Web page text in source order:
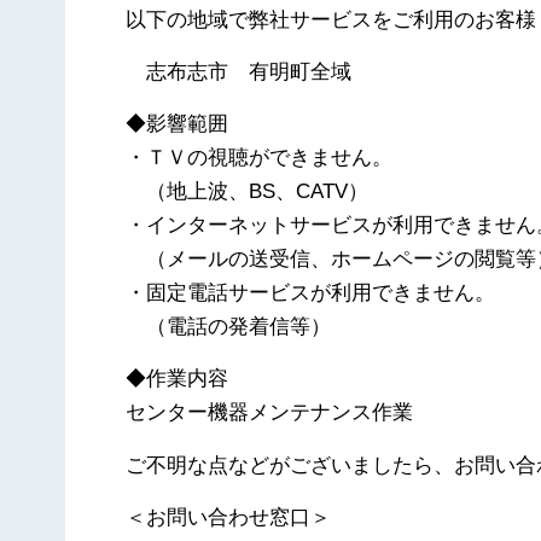
以下の地域で弊社サービスをご利用のお客様
志布志市 有明町全域
◆影響範囲
・ＴＶの視聴ができません。
（地上波、BS、CATV）
・インターネットサービスが利用できません
（メールの送受信、ホームページの閲覧等
・固定電話サービスが利用できません。
（電話の発着信等）
◆作業内容
センター機器メンテナンス作業
ご不明な点などがございましたら、お問い合
＜お問い合わせ窓口＞